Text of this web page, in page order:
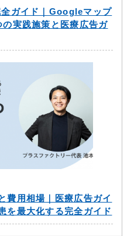
ガイド｜Googleマップ
実践施策と医療広告ガ
費用相場｜医療広告ガイ
を最大化する完全ガイド